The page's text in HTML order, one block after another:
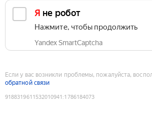
Я не робот
Нажмите, чтобы продолжить
Yandex SmartCaptcha
Если у вас возникли проблемы, пожалуйста,
обратной связи
9188319611532010941 :1786184073